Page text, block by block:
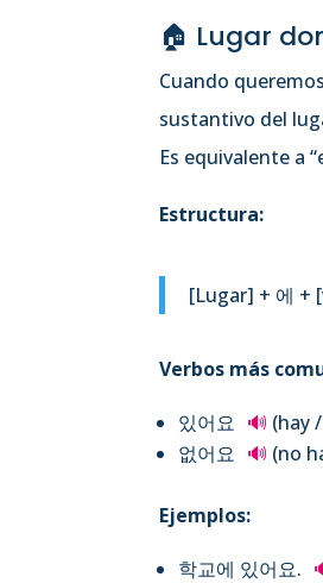
🏠 Lugar
Cuando
sustantivo del
Es equivalente a
Estructura:
[Lugar] + 에 +
Verbos más
있어요 🔊 (hay
없어요 🔊 (no
Ejemplos:
학교에 있어요.